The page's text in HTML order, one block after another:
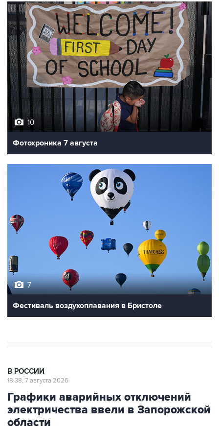
10
Фотохроника 7 августа
7
Фестиваль воздухоплавания в Бристоле
В РОССИИ
18:38, 7 августа 2026
Графики аварийных отключений
электричества ввели в Запорожской
области